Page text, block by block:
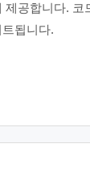
제공합니다. 코
됩니다.